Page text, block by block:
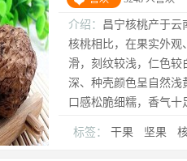
介绍： 昌宁核桃产于云
核桃相比，在果实外观
滑，刻纹较浅，仁色较
深、种壳颜色呈自然浅
口感松脆细糯，香气
标签： 干果 坚果